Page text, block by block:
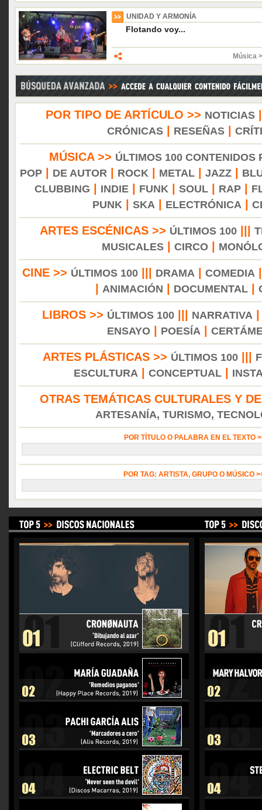
UNIDAD Y ARMONÍA
Flotando voy...
Música
POR TIPO DE ARTÍCULO >> NOTICIAS
CRÓNICAS| RESEÑAS|
MÚSICA >> ÚLTIMOS 100 CONTENIDOS
POP| DE AUTOR ROCK METAL| JAZZ|
CLUBBING
INDIE| FUNK SOUL| RAP|
PUNK
SKA ELECTRÓNICA
ARTES ESCÉNICAS >> ÚLTIMOS 100
MUSICALES
CIRCO
CINE >> ÚLTIMOS 100||| DRAMA COMEDIA
ANIMACIÓN DOCUMENTAL|
LIBROS >> ÚLTIMOS 100 NARRATIVA
ENSAYO| POESÍA
ARTES PLÁSTICAS >> ÚLTIMOS 100|||
ESCULTURA
CONCEPTUAL
OTRAS TEMÁTICAS CULTURALES Y
ARTESANÍA, TURISMO,
POR TÍTULO O PALABRA EN EL TEXTO
POR TAG: ARTISTA, GRUPO O MÚSICO